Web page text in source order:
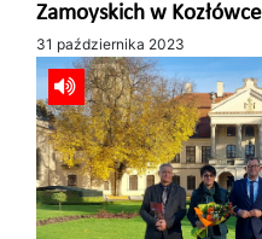
Zamoyskich w Kozłówce
31 października 2023